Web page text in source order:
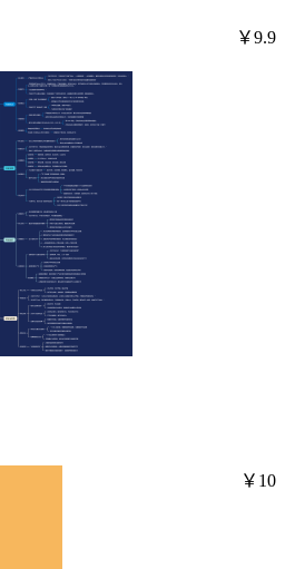
￥9.9
￥10